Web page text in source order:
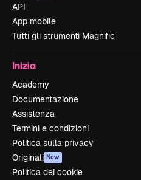
API
App mobile
Tutti gli strumenti Magnific
Inizia
Academy
Documentazione
Assistenza
Termini e condizioni
Politica sulla privacy
Originali New
Politica dei cookie